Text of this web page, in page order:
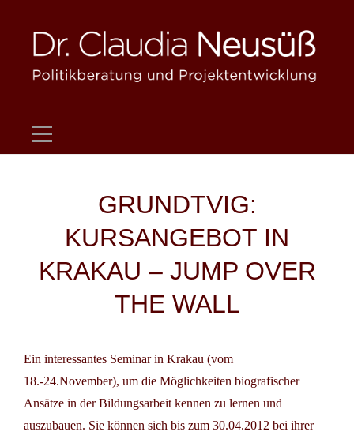
content
GRUNDTVIG:
KURSANGEBOT IN
KRAKAU – JUMP OVER
THE WALL
Ein interessantes Seminar in Krakau (vom
18.-24.November), um die Möglichkeiten biografischer
Ansätze in der Bildungsarbeit kennen zu lernen und
auszubauen. Sie können sich bis zum 30.04.2012 bei ihrer
Beitragsnavigation